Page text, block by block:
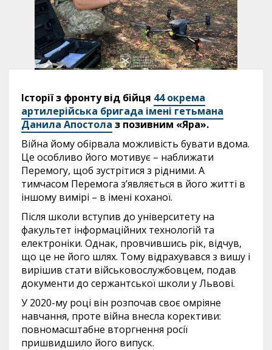
Історії з фронту від бійця 44 окрема
артилерійська бригада імені гетьмана
Данила Апостола з позивним «Яра».
Війна йому обірвала можливість бувати вдома.
Це особливо його мотивує – наближати
Перемогу, щоб зустрітися з рідними. А
тимчасом Перемога з’являється в його житті в
іншому вимірі – в імені коханої.
Після школи вступив до університету на
факультет інформаційних технологій та
електроніки. Однак, провчившись рік, відчув,
що це не його шлях. Тому відрахувався з вишу і
вирішив стати військовослужбовцем, подав
документи до сержантської школи у Львові.
У 2020-му році він розпочав своє омріяне
навчання, проте війна внесла корективи:
повномасштабне вторгнення росії
пришвидшило його випуск.